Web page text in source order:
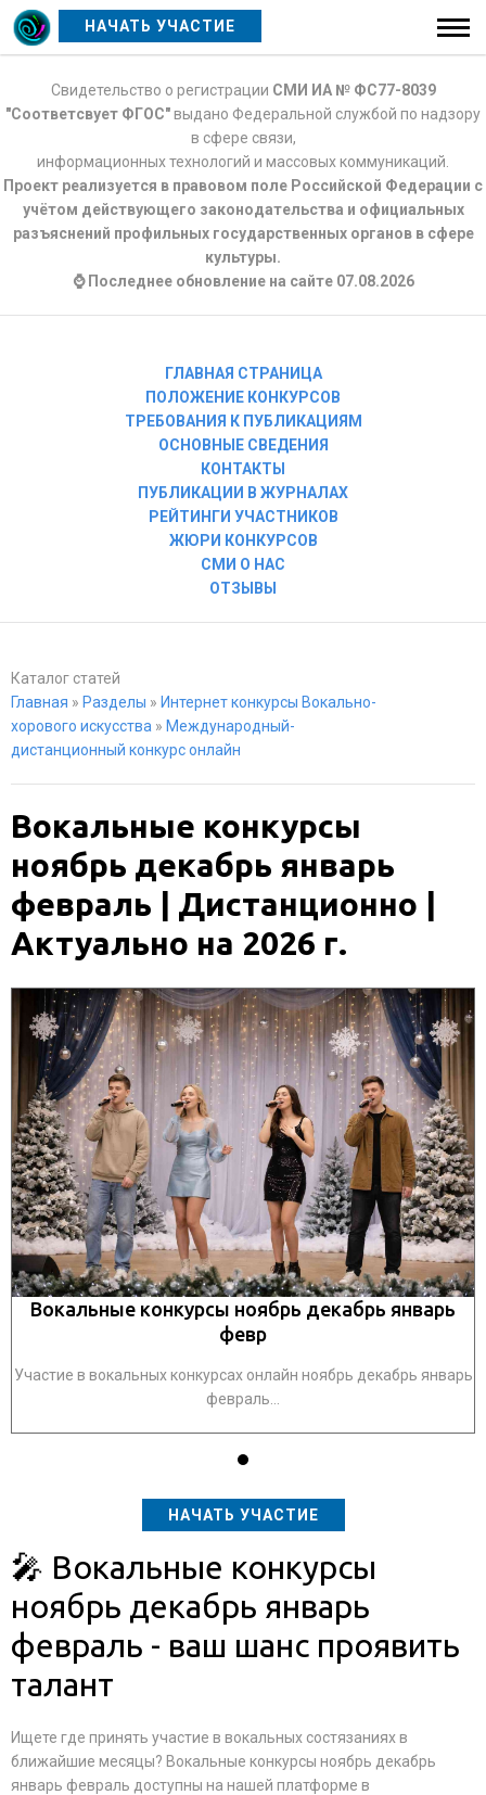
НАЧАТЬ УЧАСТИЕ
Свидетельство о регистрации СМИ ИА № ФС77-8039
"Соответсвует ФГОС"выдано Федеральной службой по надзору
в сфере связи,
информационных технологий и массовых коммуникаций.
Проект реализуется в правовом поле Российской Федерации с
учётом действующего законодательства и официальных
разъяснений профильных государственных органов в сфере
культуры.
⌚ Последнее обновление на сайте 07.08.2026
ГЛАВНАЯ СТРАНИЦА
ПОЛОЖЕНИЕ КОНКУРСОВ
ТРЕБОВАНИЯ К ПУБЛИКАЦИЯМ
ОСНОВНЫЕ СВЕДЕНИЯ
КОНТАКТЫ
ПУБЛИКАЦИИ В ЖУРНАЛАХ
РЕЙТИНГИ УЧАСТНИКОВ
ЖЮРИ КОНКУРСОВ
СМИ О НАС
ОТЗЫВЫ
Каталог статей
Главная » Разделы » Интернет конкурсы Вокально-
хорового искусства » Международный-
дистанционный конкурс онлайн
Вокальные конкурсы
ноябрь декабрь январь
февраль | Дистанционно |
Актуально на 2026 г.
Вокальные конкурсы ноябрь декабрь январь
февр
Участие в вокальных конкурсах онлайн ноябрь декабрь январь
февраль...
НАЧАТЬ УЧАСТИЕ
🎤 Вокальные конкурсы
ноябрь декабрь январь
февраль - ваш шанс проявить
талант
Ищете где принять участие в вокальных состязаниях в
ближайшие месяцы? Вокальные конкурсы ноябрь декабрь
январь февраль доступны на нашей платформе в